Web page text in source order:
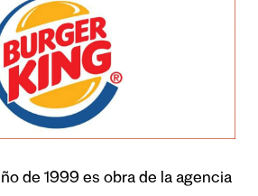
de 1999 es obra de la agencia